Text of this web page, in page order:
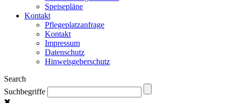
Speisepläne
Kontakt
Pflegeplatzanfrage
Kontakt
Impressum
Datenschutz
Hinweisgeberschutz
Search
Suchbegriffe